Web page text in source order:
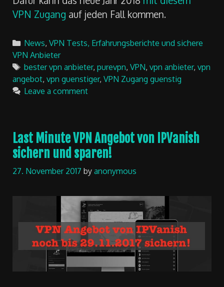
VPN Zugang auf jeden Fall kommen.
Categories
News, VPN Tests, Erfahrungsberichte und sichere
VPN Anbieter
Tags
bester vpn anbieter, purevpn, VPN, vpn anbieter, vpn
angebot, vpn guenstiger, VPN Zugang guenstig
Leave a comment
Last Minute VPN Angebot von IPVanish
sichern und sparen!
27. November 2017 byanonymous